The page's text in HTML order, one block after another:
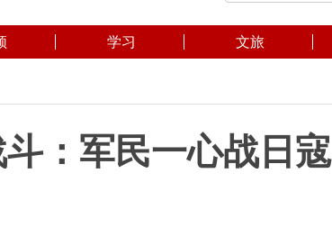
学习 文旅
：军民一心战日寇